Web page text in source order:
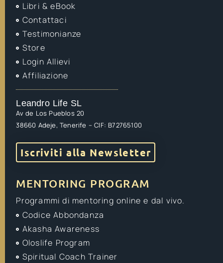
Libri & eBook
Contattaci
Testimonianze
Store
Login Allievi
Affiliazione
Leandro Life SL
Av de Los Pueblos 20
38660 Adeje, Tenerife – CIF: B72765100
Iscriviti alla Newsletter
MENTORING PROGRAM
Programmi di mentoring online e dal vivo.
Codice Abbondanza
Akasha Awareness
Oloslife Program
Spiritual Coach Trainer